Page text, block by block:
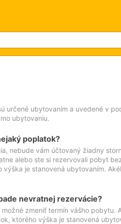
určené ubytovaním a uvedené v
ubytovaniu.
poplatok?
nebude vám účtovaný žiadny
alebo ste si rezervovali pobyt
je stanovená ubytovaním.
nevratnej rezervácie?
zmeniť termín vášho pobytu.
ktorého výška je stanovená